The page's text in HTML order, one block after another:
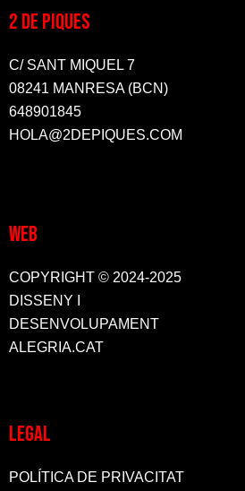
2 DE PIQUES
C/ SANT MIQUEL 7
08241 MANRESA (BCN)
648901845
HOLA@2DEPIQUES.COM
WEB
COPYRIGHT © 2024-2025
DISSENY I
DESENVOLUPAMENT
ALEGRIA.CAT
LEGAL
POLÍTICA DE PRIVACITAT